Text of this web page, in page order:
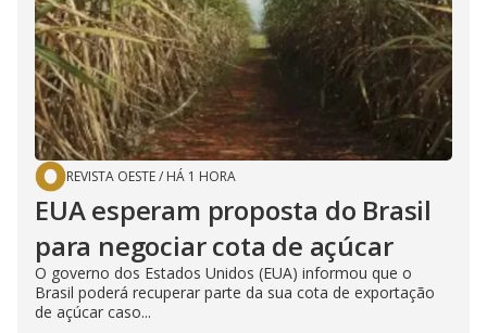
REVISTA OESTE/ HÁ 1 HORA
EUA esperam proposta do Brasil
para negociar cota de açúcar
O governo dos Estados Unidos (EUA) informou que o
Brasil poderá recuperar parte da sua cota de exportação
de açúcar caso...